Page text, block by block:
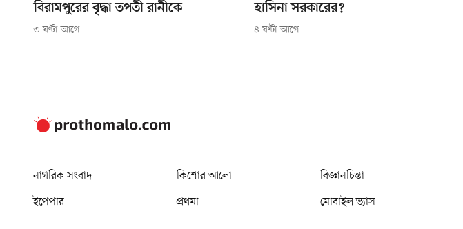
বিরামপুরের বৃদ্ধা তপতী রানীকে
৩ ঘণ্টা আগে
হাসিনা সরকারের?
৪ ঘণ্টা আগে
নাগরিক সংবাদ কিশোর আলো বিজ্ঞানচিন্তা
ইপেপার
প্রথমা মোবাইল ভ্যাস